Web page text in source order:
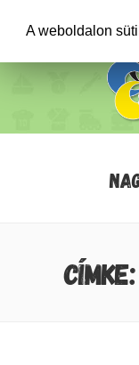
A weboldalon